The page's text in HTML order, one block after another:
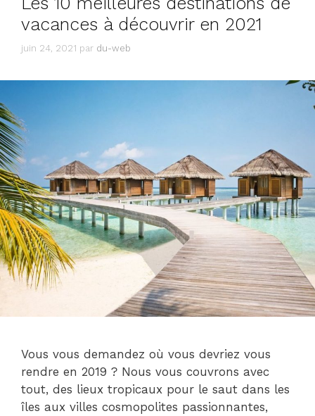
vacances à découvrir en 2021
juin 24, 2021 par du-web
Vous vous demandez où vous devriez vous
rendre en 2019 ? Nous vous couvrons avec
tout, des lieux tropicaux pour le saut dans les
îles aux villes cosmopolites passionnantes,